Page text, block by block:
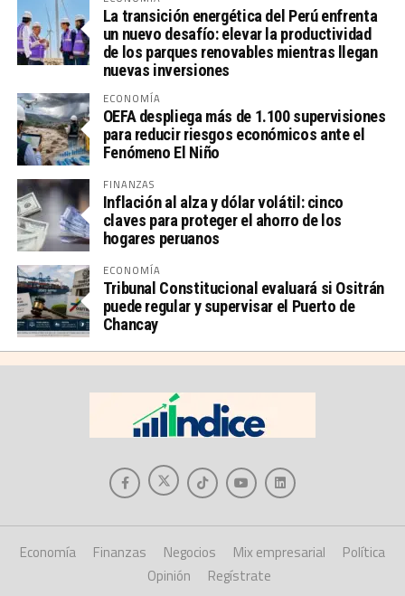
La transición energética del Perú enfrenta
un nuevo desafío: elevar la productividad
de los parques renovables mientras llegan
nuevas inversiones
ECONOMÍA
OEFA despliega más de 1.100 supervisiones
para reducir riesgos económicos ante el
Fenómeno El Niño
FINANZAS
Inflación al alza y dólar volátil: cinco
claves para proteger el ahorro de los
hogares peruanos
ECONOMÍA
Tribunal Constitucional evaluará si Ositrán
puede regular y supervisar el Puerto de
Chancay
Economía Finanzas Negocios Mix empresarial
Política
Opinión
Regístrate